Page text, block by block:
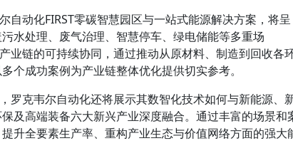
自动化FIRST零碳智慧园区与一站式能源解决方案，将呈
水处理、废气治理、智慧停车、绿电储能等多重场
业链的可持续协同，通过推动从原材料、制造到回收各
个成功案例为产业链整体优化提供切实参考。
罗克韦尔自动化还将展示其数智化技术如何与新能源、
及高端装备六大新兴产业深度融合。通过丰富的场景和
升全要素生产率、重构产业生态与价值网络方面的强大